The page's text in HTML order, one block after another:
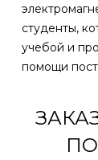
студенты,
учебой и
помощи